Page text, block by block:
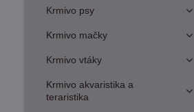
Krmivo psy
Krmivo mačky
Krmivo vtáky
Krmivo akvaristika a
teraristika